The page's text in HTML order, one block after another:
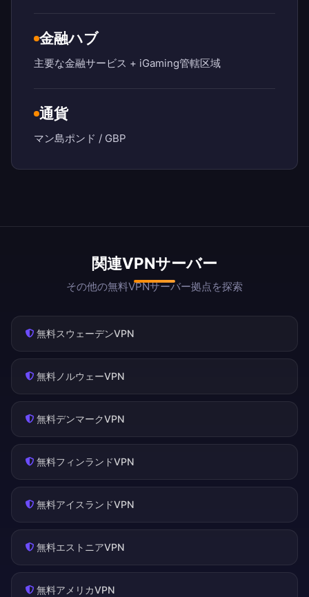
金融ハブ
主要な金融サービス + iGaming管轄区域
通貨
マン島ポンド / GBP
関連VPNサーバー
その他の無料VPNサーバー拠点を探索
無料スウェーデンVPN
無料ノルウェーVPN
無料デンマークVPN
無料フィンランドVPN
無料アイスランドVPN
無料エストニアVPN
無料アメリカVPN